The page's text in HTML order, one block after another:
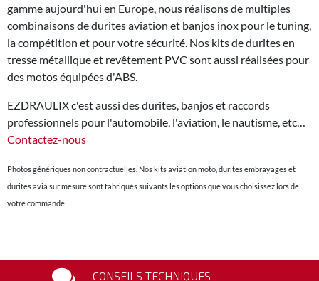
gamme aujourd'hui en Europe, nous réalisons de multiples
combinaisons de durites aviation et banjos inox pour le tuning,
la compétition et pour votre sécurité. Nos kits de durites en
tresse métallique et revêtement PVC sont aussi réalisées pour
des motos équipées d'ABS.
EZDRAULIX c'est aussi des durites, banjos et raccords
professionnels pour l'automobile, l'aviation, le nautisme, etc…
Contactez-nous
Photos génériques non contractuelles. Nos kits aviation moto, durites embrayages et
durites avia sur mesure sont fabriqués suivants les options que vous choisissez lors de
votre commande.
CONSEILS TECHNIQUES